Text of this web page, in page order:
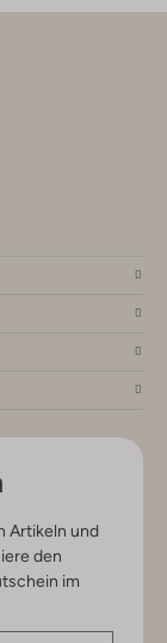
Artikeln und
den
im